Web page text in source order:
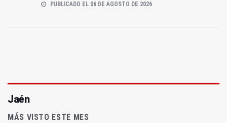
PUBLICADO EL 06 DE AGOSTO DE 2026
Jaén
MÁS VISTO ESTE MES